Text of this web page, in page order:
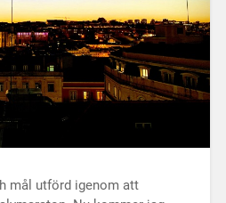
mål utförd igenom att